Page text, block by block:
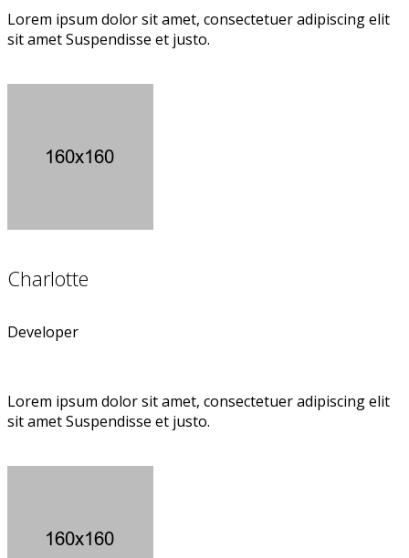
Lorem ipsum dolor sit amet, consectetuer adipiscing elit
sit amet Suspendisse et justo.
Charlotte
Developer
Lorem ipsum dolor sit amet, consectetuer adipiscing elit
sit amet Suspendisse et justo.